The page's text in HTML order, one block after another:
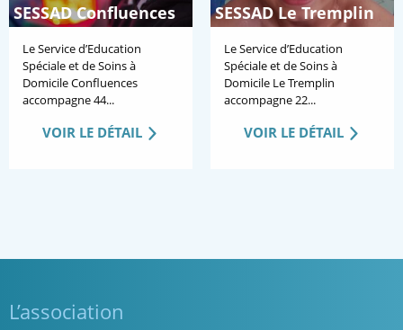
SESSAD Confluences
Le Service d’Education
Spéciale et de Soins à
Domicile Confluences
accompagne 44...
VOIR LE DÉTAIL
SESSAD Le Tremplin
Le Service d’Education
Spéciale et de Soins à
Domicile Le Tremplin
accompagne 22...
VOIR LE DÉTAIL
L’association